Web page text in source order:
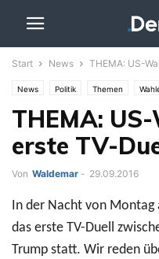
Start News THEMA: US-
News Politik Themen
THEMA:
erste TV-
Von Waldemar - 29.09.2016
In der Nacht von
das erste TV-Duell
Trump statt. Wir reden